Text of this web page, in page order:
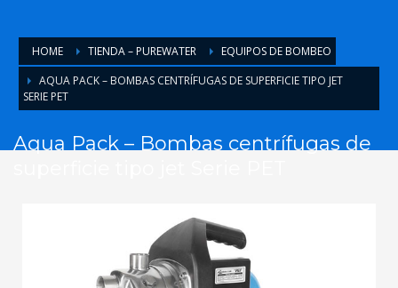
HOME TIENDA – PUREWATER
EQUIPOS DE BOMBEO
AQUA PACK – BOMBAS CENTRÍFUGAS DE SUPERFICIE TIPO JET
SERIE PET
Aqua Pack – Bombas centrífugas de